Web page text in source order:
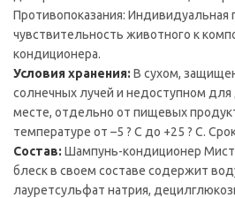
Противопоказания: Индивидуальная
чувствительность животного к
кондиционера.
Условия хранения: В сухом,
солнечных лучей и недоступном
месте, отдельно от пищевых
температуре от –5 ? С до +25 ? С.
Состав: Шампунь-кондиционер
блеск в своем составе содержит
лауретсульфат натрия,